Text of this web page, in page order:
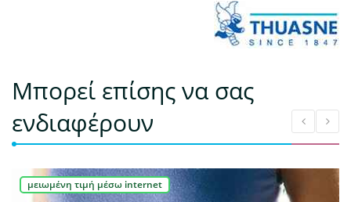
Μπορεί επίσης να σας
ενδιαφέρουν
μειωμένη τιμή μέσω internet